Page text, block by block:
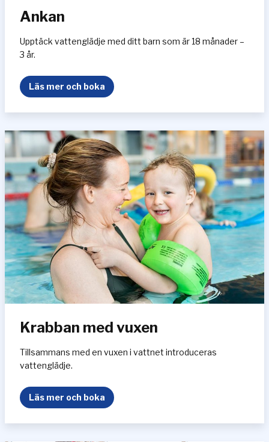
Ankan
Upptäck vattenglädje med ditt barn som är 18 månader –
3 år.
Läs mer och boka
n
k
n
Krabban med vuxen
Tillsammans med en vuxen i vattnet introduceras
vattenglädje.
Läs mer och boka
r
a